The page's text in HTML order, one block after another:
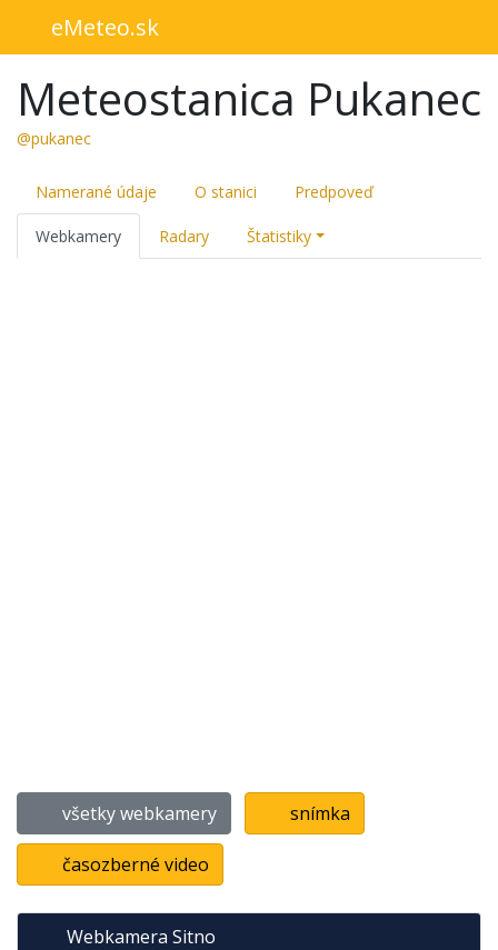
eMeteo.sk
Meteostanica Pukanec
@pukanec
Namerané údaje O stanici Predpoveď
Webkamery Radary Štatistiky
všetky webkamery snímka
časozberné video
Webkamera Sitno